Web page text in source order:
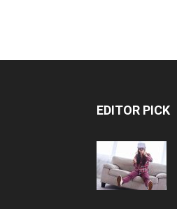
EDITOR PICK